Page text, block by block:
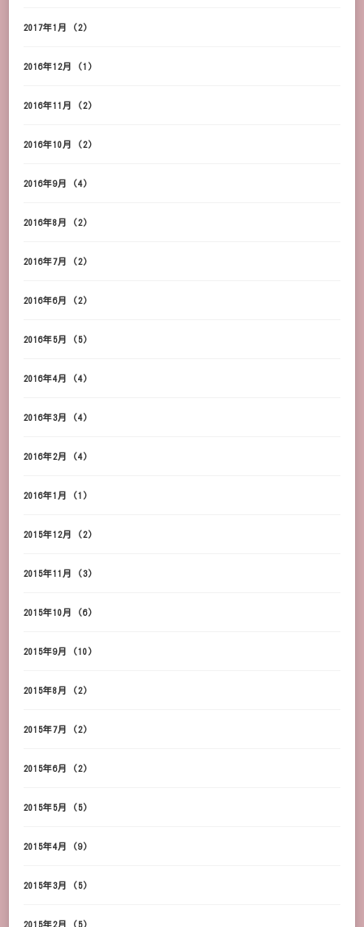
2017年1月 (2)
2016年12月 (1)
2016年11月 (2)
2016年10月 (2)
2016年9月 (4)
2016年8月 (2)
2016年7月 (2)
2016年6月 (2)
2016年5月 (5)
2016年4月 (4)
2016年3月 (4)
2016年2月 (4)
2016年1月 (1)
2015年12月 (2)
2015年11月 (3)
2015年10月 (6)
2015年9月 (10)
2015年8月 (2)
2015年7月 (2)
2015年6月 (2)
2015年5月 (5)
2015年4月 (9)
2015年3月 (5)
2015年2月 (5)